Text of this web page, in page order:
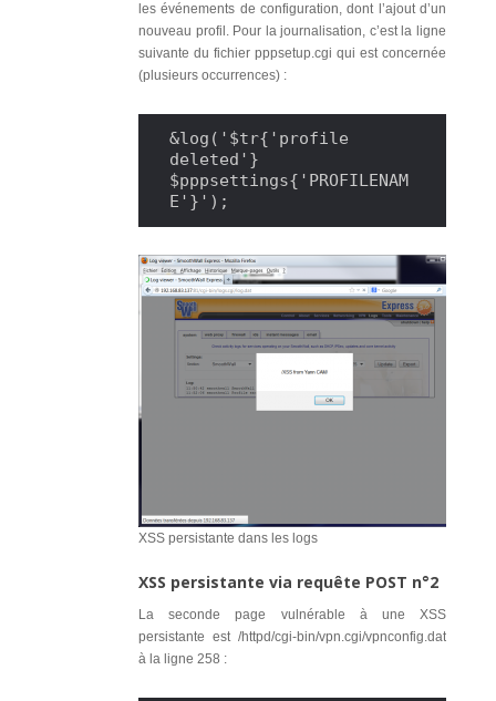
les événements de configuration, dont l’ajout d’un
nouveau profil. Pour la journalisation, c’est la ligne
suivante du fichier pppsetup.cgi qui est concernée
(plusieurs occurrences) :
&log('$tr{'profile
deleted'}
$pppsettings{'PROFILENAM
E'}');
XSS persistante dans les logs
XSS persistante via requête POST n°2
La seconde page vulnérable à une XSS
persistante est /httpd/cgi-bin/vpn.cgi/vpnconfig.dat
à la ligne 258 :